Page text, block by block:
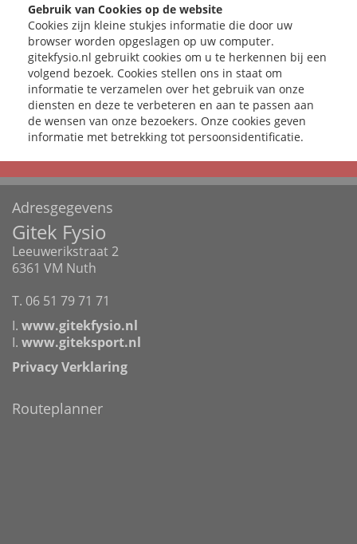
Gebruik van Cookies op de website
Cookies zijn kleine stukjes informatie die door uw
browser worden opgeslagen op uw computer.
gitekfysio.nl gebruikt cookies om u te herkennen bij een
volgend bezoek. Cookies stellen ons in staat om
informatie te verzamelen over het gebruik van onze
diensten en deze te verbeteren en aan te passen aan
de wensen van onze bezoekers. Onze cookies geven
informatie met betrekking tot persoonsidentificatie.
Adresgegevens
Gitek Fysio
Leeuwerikstraat 2
6361 VM Nuth
T. 06 51 79 71 71
I. www.gitekfysio.nl
I. www.giteksport.nl
Privacy Verklaring
Routeplanner